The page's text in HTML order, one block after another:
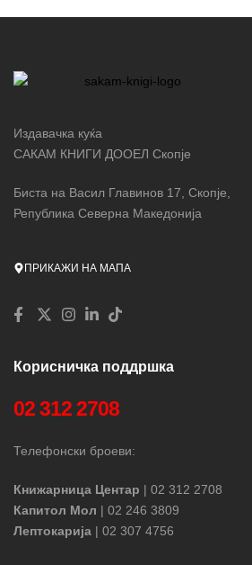
Издавачка куќа
САКАМ КНИГИ ДООЕЛ Скопје
Биста на Васил Главинов 17, Скопје,
Република Северна Македонија
ПРИКАЖИ НА МАПА
Корисничка поддршка
02 312 2708
Телефонски броеви:
Книжарница Центар | 02 312 2708
Капитол Мол | 02 246 3809
Лептокарија | 02 307 4756